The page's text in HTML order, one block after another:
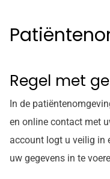
Regel met
In de
en online contact met
account logt u veilig in
uw gegevens in te